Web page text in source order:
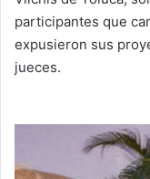
participantes que
expusieron sus
jueces.